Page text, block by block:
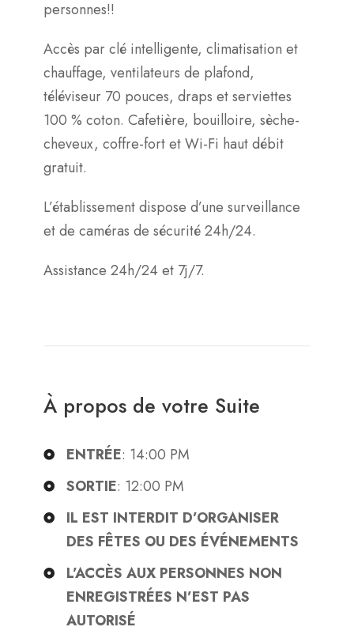
personnes!!
Accès par clé intelligente, climatisation et
chauffage, ventilateurs de plafond,
téléviseur 70 pouces, draps et serviettes
100 % coton. Cafetière, bouilloire, sèche-
cheveux, coffre-fort et Wi-Fi haut débit
gratuit.
L’établissement dispose d’une surveillance
et de caméras de sécurité 24h/24.
Assistance 24h/24 et 7j/7.
À propos de votre Suite
ENTRÉE: 14:00 PM
SORTIE: 12:00 PM
IL EST INTERDIT D’ORGANISER
DES FÊTES OU DES ÉVÉNEMENTS
L’ACCÈS AUX PERSONNES NON
ENREGISTRÉES N’EST PAS
AUTORISÉ